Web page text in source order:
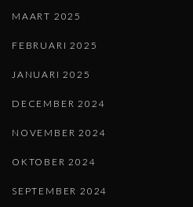
MAART 2025
FEBRUARI 2025
JANUARI 2025
DECEMBER 2024
NOVEMBER 2024
OKTOBER 2024
SEPTEMBER 2024